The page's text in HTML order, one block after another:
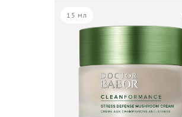
15 мл